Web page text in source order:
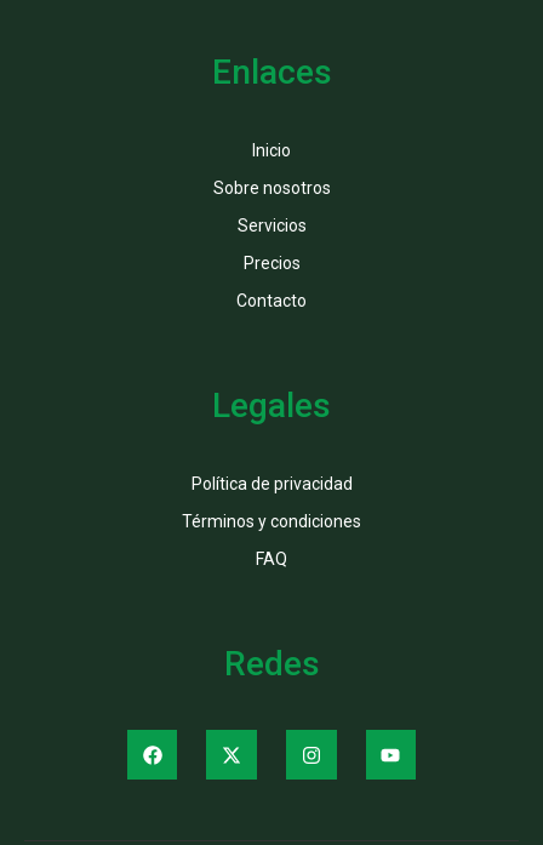
Enlaces
Inicio
Sobre nosotros
Servicios
Precios
Contacto
Legales
Política de privacidad
Términos y condiciones
FAQ
Redes